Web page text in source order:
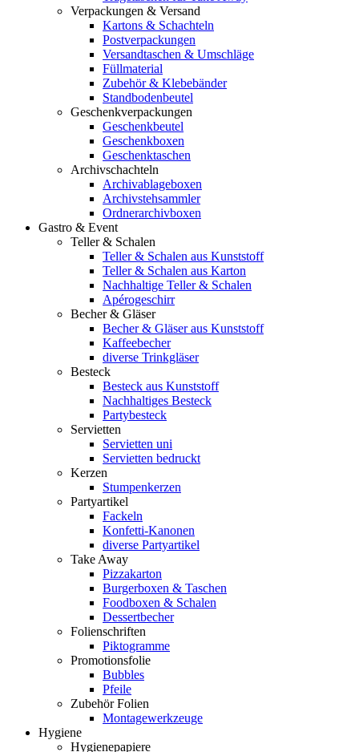
Verpackungen & Versand
Kartons & Schachteln
Postverpackungen
Versandtaschen & Umschläge
Füllmaterial
Zubehör & Klebebänder
Standbodenbeutel
Geschenkverpackungen
Geschenkbeutel
Geschenkboxen
Geschenktaschen
Archivschachteln
Archivablageboxen
Archivstehsammler
Ordnerarchivboxen
Gastro & Event
Teller & Schalen
Teller & Schalen aus Kunststoff
Teller & Schalen aus Karton
Nachhaltige Teller & Schalen
Apérogeschirr
Becher & Gläser
Becher & Gläser aus Kunststoff
Kaffeebecher
diverse Trinkgläser
Besteck
Besteck aus Kunststoff
Nachhaltiges Besteck
Partybesteck
Servietten
Servietten uni
Servietten bedruckt
Kerzen
Stumpenkerzen
Partyartikel
Fackeln
Konfetti-Kanonen
diverse Partyartikel
Take Away
Pizzakarton
Burgerboxen & Taschen
Foodboxen & Schalen
Dessertbecher
Folienschriften
Piktogramme
Promotionsfolie
Bubbles
Pfeile
Zubehör Folien
Montagewerkzeuge
Hygiene
Hygienepapiere